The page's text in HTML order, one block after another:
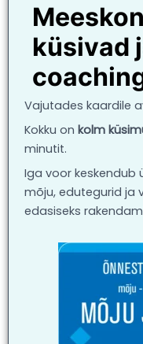
küsivad
Vajutades kaardile
Kokku on kolm
minutit.
Iga voor keskendub
mõju, edutegurid ja
edasiseks